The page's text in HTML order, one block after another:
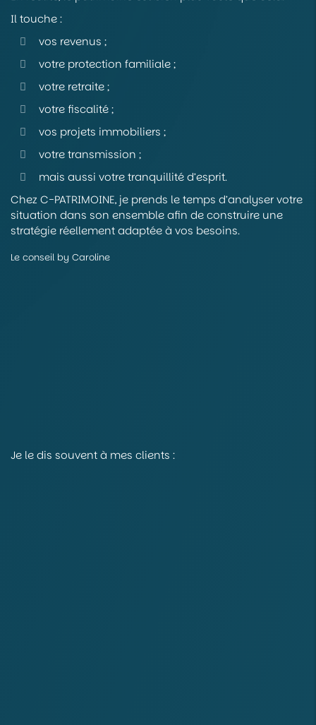
Il touche :
vos revenus ;
votre protection familiale ;
votre retraite ;
votre fiscalité ;
vos projets immobiliers ;
votre transmission ;
mais aussi votre tranquillité d’esprit.
Chez C-PATRIMOINE, je prends le temps d’analyser votre
situation dans son ensemble afin de construire une
stratégie réellement adaptée à vos besoins.
Le conseil by Caroline
Je le dis souvent à mes clients :